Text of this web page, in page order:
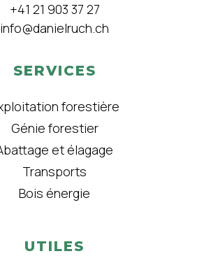
+41 21 903 37 27
info@danielruch.ch
SERVICES
forestière
Génie forestier
et élagage
Transports
Bois énergie
UTILES